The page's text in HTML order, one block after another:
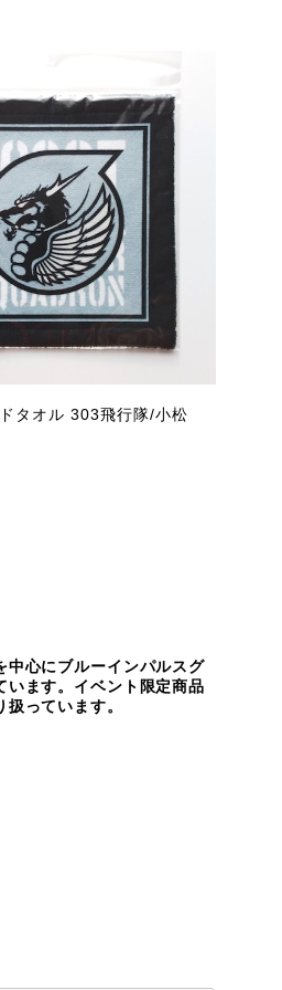
タオル 303飛行隊/小松
中心にブルーインパルスグ
います。イベント限定商品
っています。